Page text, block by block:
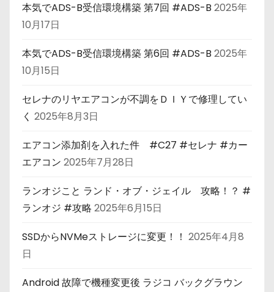
本気でADS-B受信環境構築 第7回 #ADS-B 2025年
10月17日
本気でADS-B受信環境構築 第6回 #ADS-B 2025年
10月15日
セレナのリヤエアコンが不調をＤＩＹで修理してい
く 2025年8月3日
エアコン添加剤を入れた件 #C27 #セレナ #カー
エアコン 2025年7月28日
ランオジこと ランド・オブ・ジェイル 攻略！？ #
ランオジ #攻略 2025年6月15日
SSDからNVMeストレージに変更！！ 2025年4月8
日
Android 故障で機種変更後 ラジコ バックグラウン